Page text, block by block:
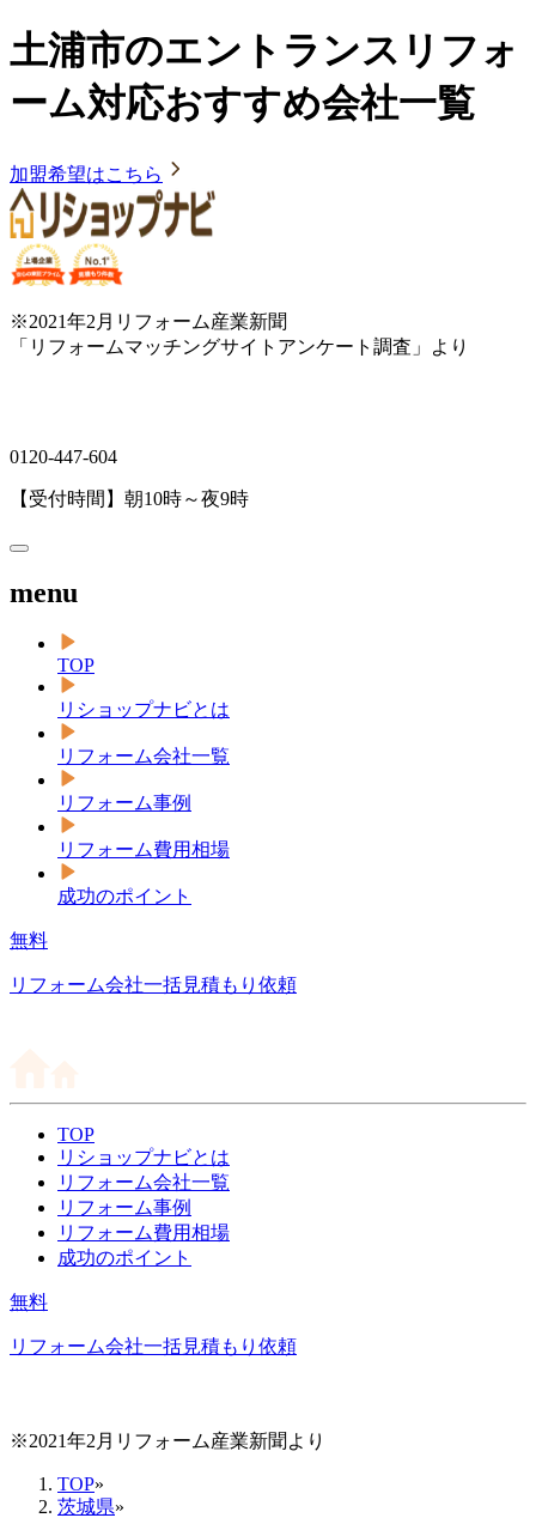
土浦市のエントランスリフォ
ーム対応おすすめ会社一覧
加盟希望はこちら
※2021年2月リフォーム産業新聞
「リフォームマッチングサイトアンケート調査」より
0120-447-604
【受付時間】朝10時～夜9時
menu
TOP
リショップナビとは
リフォーム会社一覧
リフォーム事例
リフォーム費用相場
成功のポイント
無料
リフォーム会社一括見積もり依頼
TOP
リショップナビとは
リフォーム会社一覧
リフォーム事例
リフォーム費用相場
成功のポイント
無料
リフォーム会社一括見積もり依頼
※2021年2月リフォーム産業新聞より
TOP»
茨城県»